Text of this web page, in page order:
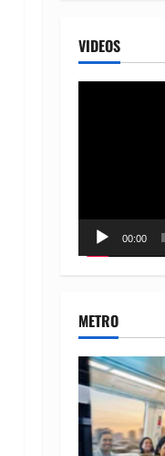
VIDEOS
00:00
METRO